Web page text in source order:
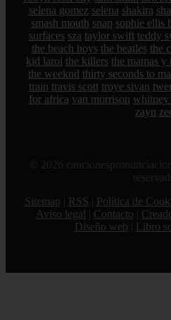
selena gomez selena shakira
smash mouth snap sophie ellis
surfaces sza taylor swift teddy
the beach boys the beatles the
kid laroi the killers the mamas y
the weeknd thirty seconds to
train travis scott troye sivan
for africa van morrison whitney
zayn
© 2026
Sitemap
RSS Política de
Aviso legal
Contacto
Diseño web
Libro